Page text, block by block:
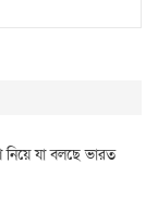
নিয়ে যা বলছে ভারত